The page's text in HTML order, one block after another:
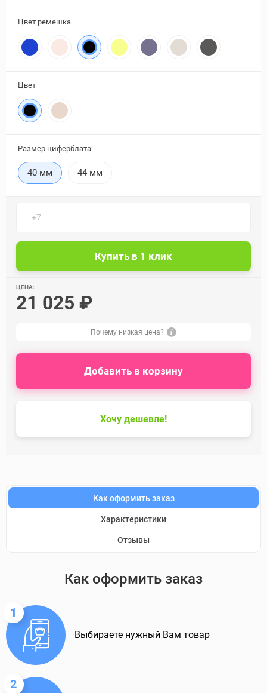
Цвет ремешка
Цвет
Размер циферблата
40 мм 44 мм
ЦЕНА:
21 025 ₽
Почему низкая цена?
Хочу дешевле!
Добавить в корзину
Как оформить заказ
Характеристики
Отзывы
Как оформить заказ
1
Выбираете нужный Вам товар
2